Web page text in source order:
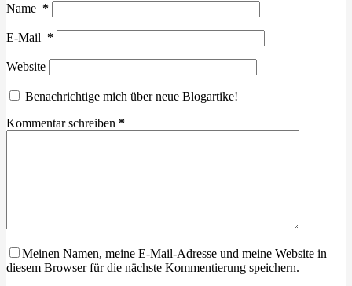
Name *
E-Mail *
Website
Benachrichtige mich über neue Blogartike!
Kommentar schreiben *
Meinen Namen, meine E-Mail-Adresse und meine Website in
diesem Browser für die nächste Kommentierung speichern.